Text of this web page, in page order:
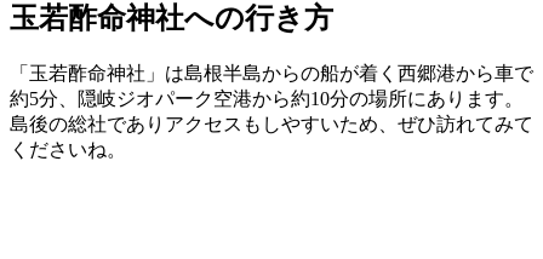
玉若酢命神社への行き方
「玉若酢命神社」は島根半島からの船が着く西郷港から車で
約5分、隠岐ジオパーク空港から約10分の場所にあります。
島後の総社でありアクセスもしやすいため、ぜひ訪れてみて
くださいね。